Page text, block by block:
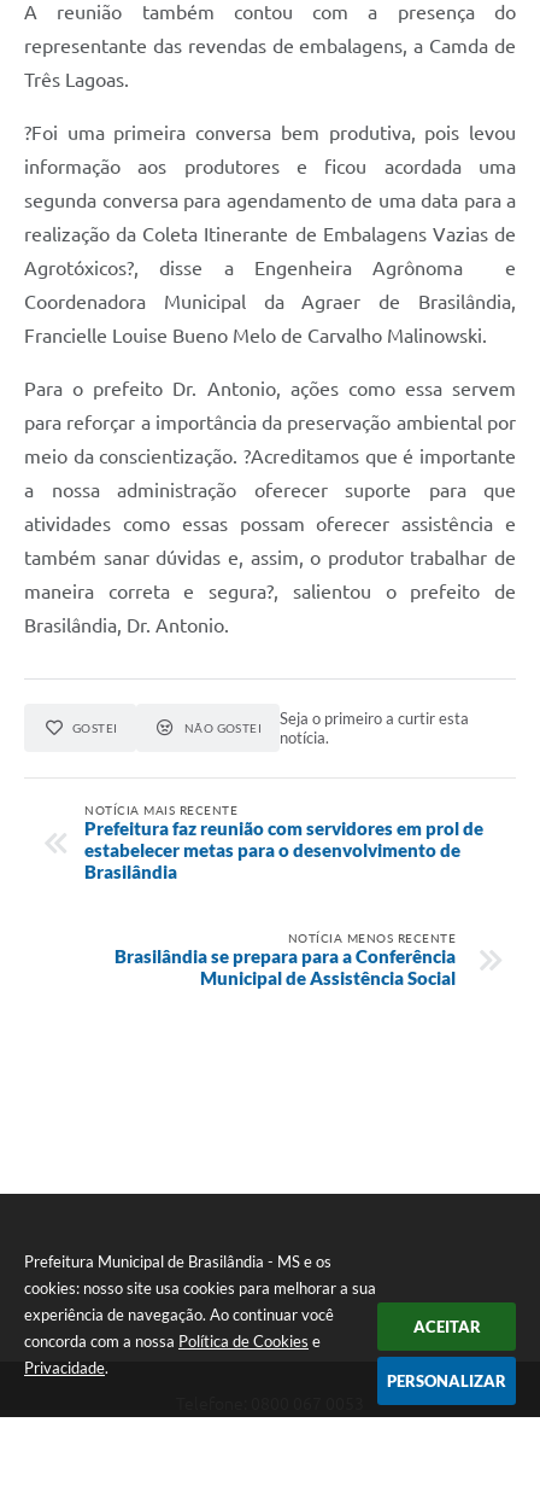
Prefeitura Municipal de Brasilândia - MS e os
cookies: nosso site usa cookies para melhorar a sua
experiência de navegação. Ao continuar você
concorda com a nossa Política de Cookies e
Privacidade.
ACEITAR
PERSONALIZAR
A reunião também contou com a presença do
representante das revendas de embalagens, a Camda de
Três Lagoas.
?Foi uma primeira conversa bem produtiva, pois levou
informação aos produtores e ficou acordada uma
segunda conversa para agendamento de uma data para a
realização da Coleta Itinerante de Embalagens Vazias de
Agrotóxicos?, disse a Engenheira Agrônoma e
Coordenadora Municipal da Agraer de Brasilândia,
Francielle Louise Bueno Melo de Carvalho Malinowski.
Para o prefeito Dr. Antonio, ações como essa servem
para reforçar a importância da preservação ambiental por
meio da conscientização. ?Acreditamos que é importante
a nossa administração oferecer suporte para que
atividades como essas possam oferecer assistência e
também sanar dúvidas e, assim, o produtor trabalhar de
maneira correta e segura?, salientou o prefeito de
Brasilândia, Dr. Antonio.
GOSTEI NÃO GOSTEI
Seja o primeiro a curtir esta
notícia.
NOTÍCIA MAIS RECENTE
Prefeitura faz reunião com servidores em prol de
estabelecer metas para o desenvolvimento de
Brasilândia
NOTÍCIA MENOS RECENTE
Brasilândia se prepara para a Conferência
Municipal de Assistência Social